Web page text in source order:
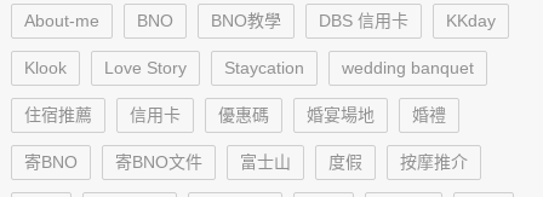
About-me BNO BNO教學 DBS 信用卡 KKday
Klook Love Story Staycation wedding banquet
住宿推薦 信用卡 優惠碼 婚宴場地 婚禮
寄BNO 寄BNO文件 富士山 度假 按摩推介